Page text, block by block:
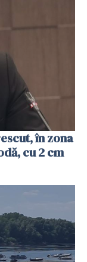
în zona
cu 2 cm